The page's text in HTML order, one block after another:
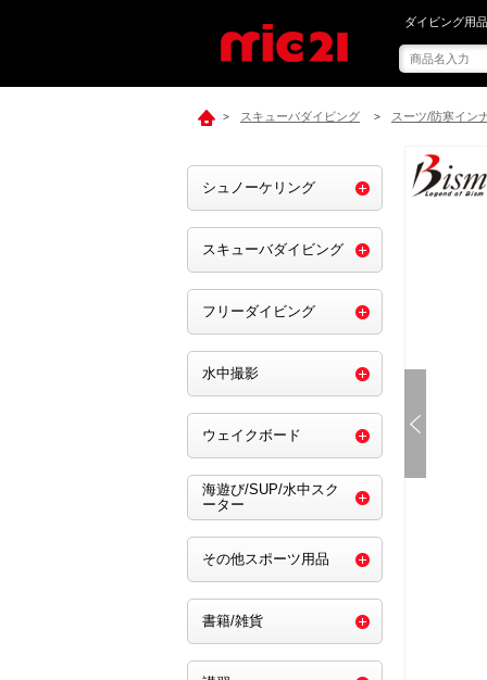
mic21で[ Bism
ダイビング用
> スキューバダイビング > スーツ/防寒イン
シュノーケリング
スキューバダイビング
フリーダイビング
水中撮影
ウェイクボード
海遊び/SUP/水中スク
ーター
その他スポーツ用品
書籍/雑貨